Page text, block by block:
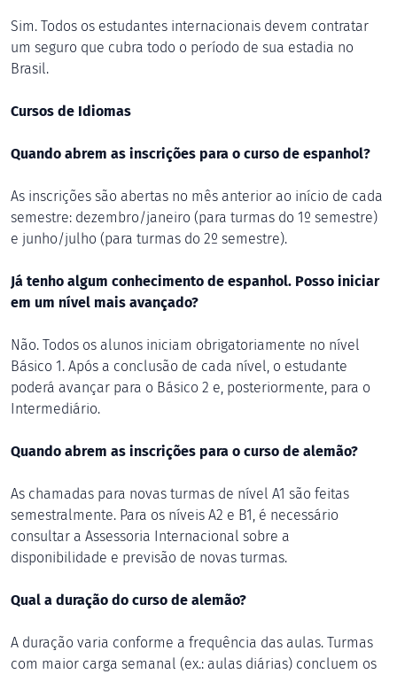
Sim. Todos os estudantes internacionais devem contratar
um seguro que cubra todo o período de sua estadia no
Brasil.
Cursos de Idiomas
Quando abrem as inscrições para o curso de espanhol?
As inscrições são abertas no mês anterior ao início de cada
semestre: dezembro/janeiro (para turmas do 1º semestre)
e junho/julho (para turmas do 2º semestre).
Já tenho algum conhecimento de espanhol. Posso iniciar
em um nível mais avançado?
Não. Todos os alunos iniciam obrigatoriamente no nível
Básico 1. Após a conclusão de cada nível, o estudante
poderá avançar para o Básico 2 e, posteriormente, para o
Intermediário.
Quando abrem as inscrições para o curso de alemão?
As chamadas para novas turmas de nível A1 são feitas
semestralmente. Para os níveis A2 e B1, é necessário
consultar a Assessoria Internacional sobre a
disponibilidade e previsão de novas turmas.
Qual a duração do curso de alemão?
A duração varia conforme a frequência das aulas. Turmas
com maior carga semanal (ex.: aulas diárias) concluem os